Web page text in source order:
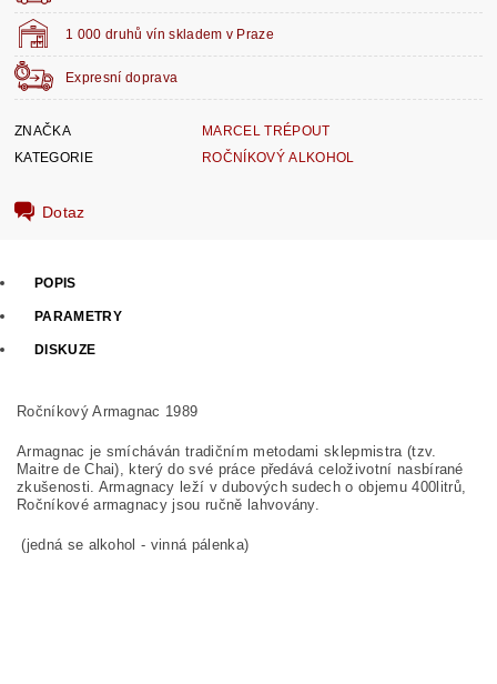
1 000 druhů vín skladem v Praze
Expresní doprava
ZNAČKA
MARCEL TRÉPOUT
KATEGORIE
ROČNÍKOVÝ ALKOHOL
Dotaz
POPIS
PARAMETRY
DISKUZE
Ročníkový Armagnac 1989
Armagnac je smícháván tradičním metodami sklepmistra (tzv.
Maitre de Chai), který do své práce předává celoživotní nasbírané
zkušenosti. Armagnacy leží v dubových sudech o objemu 400litrů,
Ročníkové armagnacy jsou ručně lahvovány.
(jedná se alkohol - vinná pálenka)